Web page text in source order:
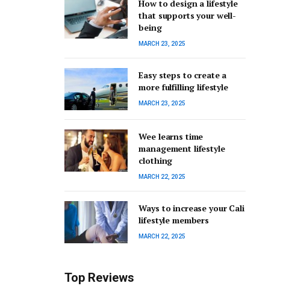
How to design a lifestyle
that supports your well-
being
MARCH 23, 2025
Easy steps to create a
more fulfilling lifestyle
MARCH 23, 2025
Wee learns time
management lifestyle
clothing
MARCH 22, 2025
Ways to increase your Cali
lifestyle members
MARCH 22, 2025
Top Reviews